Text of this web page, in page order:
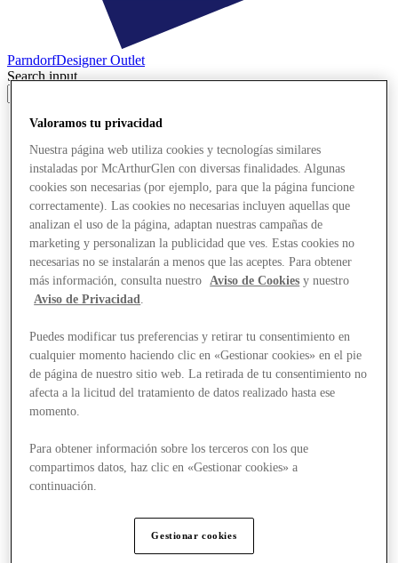
ParndorfDesigner Outlet
Search input
Stores
Valoramos tu privacidad
Nuestra página web utiliza cookies y tecnologías similares
instaladas por McArthurGlen con diversas finalidades. Algunas
cookies son necesarias (por ejemplo, para que la página funcione
correctamente). Las cookies no necesarias incluyen aquellas que
analizan el uso de la página, adaptan nuestras campañas de
marketing y personalizan la publicidad que ves. Estas cookies no
necesarias no se instalarán a menos que las aceptes. Para obtener
más información, consulta nuestro
Aviso de Cookies y nuestro
Aviso de Privacidad
Puedes modificar tus preferencias y retirar tu consentimiento en
cualquier momento haciendo clic en «Gestionar cookies» en el pie
de página de nuestro sitio web. La retirada de tu consentimiento no
afecta a la licitud del tratamiento de datos realizado hasta ese
momento.
Para obtener información sobre los terceros con los que
compartimos datos, haz clic en «Gestionar cookies» a
continuación.
Gestionar cookies